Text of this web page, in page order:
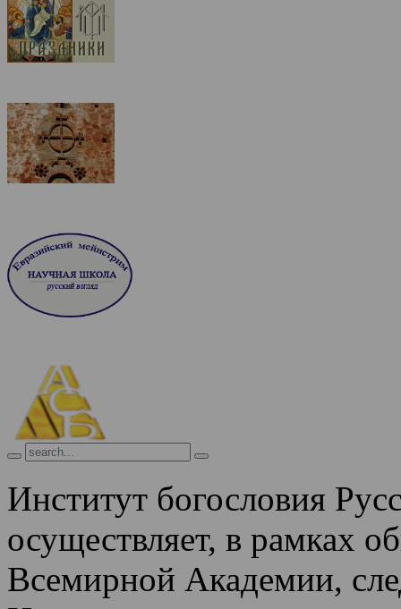
Институт богословия
осуществляет, в рамках
Всемирной Академии,